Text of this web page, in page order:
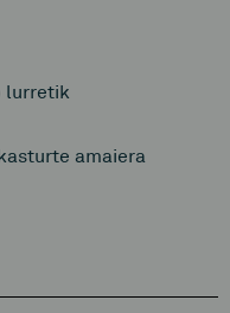
lurretik
amaiera